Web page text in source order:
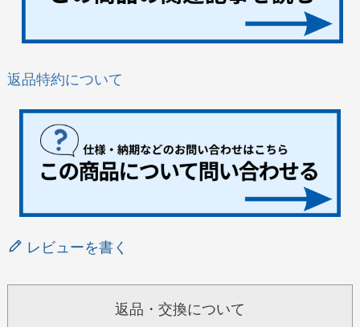
返品特約について
レビューを書く
返品・交換について